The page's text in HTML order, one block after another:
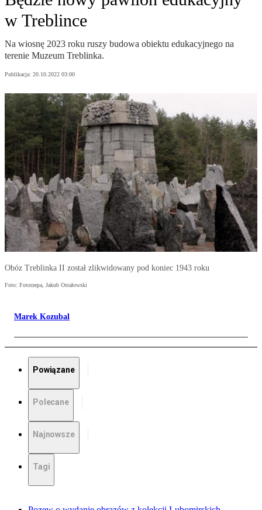
w Treblince
Na wiosnę 2023 roku ruszy budowa obiektu edukacyjnego na
terenie Muzeum Treblinka.
Publikacja: 20.10.2022 03:00
Obóz Treblinka II został zlikwidowany pod koniec 1943 roku
Foto: Fotorzepa, Jakub Ostałowski
Marek Kozubal
Powiązane
Polecane
Najnowsze
Tagi